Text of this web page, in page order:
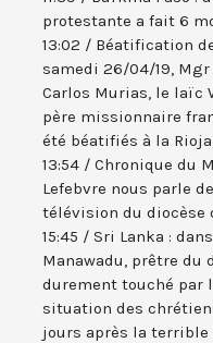
protestante a fait 6
13:02 / Béatification
samedi 26/04/19,
Carlos Murias, le laïc
père missionnaire
été béatifiés à la
13:54 / Chronique du
Lefebvre nous parle
télévision du diocèse
15:45 / Sri Lanka :
Manawadu, prêtre du
durement touché par
situation des
jours après la terrible